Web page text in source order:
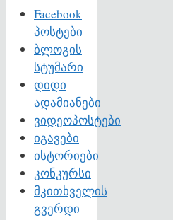
Facebook
პოსტები
ბლოგის
სტუმარი
დიდი
ადამიანები
ვიდეოპოსტები
იგავები
ისტორიები
კონკურსი
მკითხველის
გვერდი